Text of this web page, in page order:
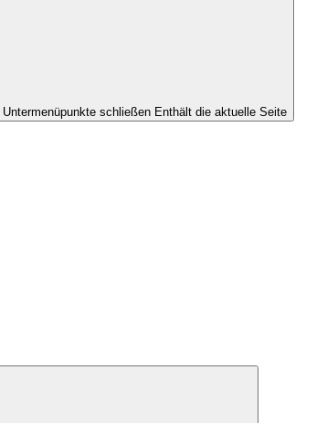
Untermenüpunkte schließen Enthält die aktuelle Seite